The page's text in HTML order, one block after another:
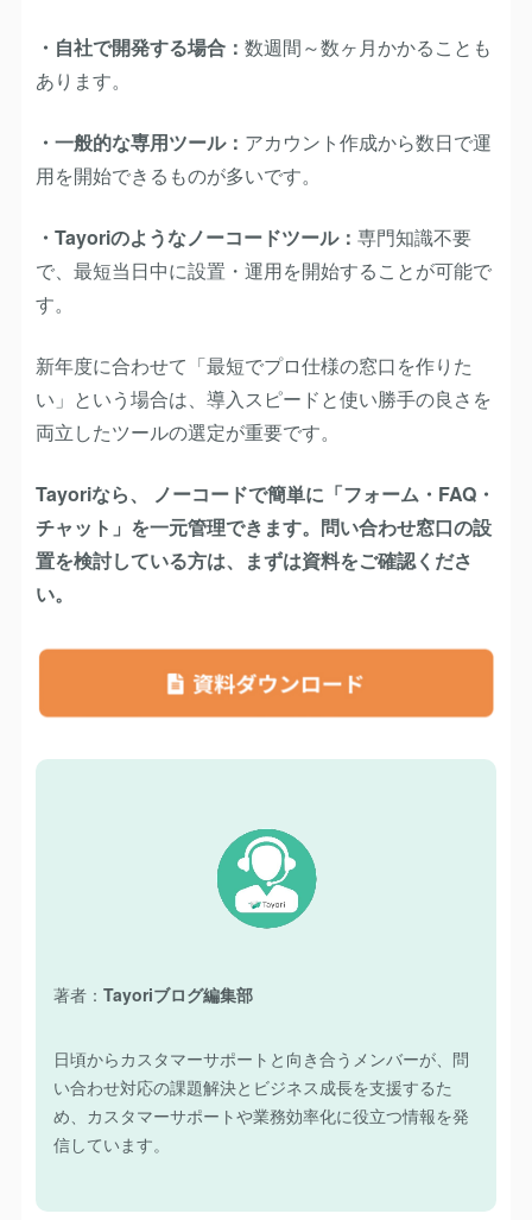
・自社で開発する場合： 数週間～数ヶ月かかることも
あります。
・一般的な専用ツール： アカウント作成から数日で運
用を開始できるものが多いです。
・Tayoriのようなノーコードツール： 専門知識不要
で、最短当日中に設置・運用を開始することが可能で
す。
新年度に合わせて「最短でプロ仕様の窓口を作りた
い」という場合は、導入スピードと使い勝手の良さを
両立したツールの選定が重要です。
Tayoriなら、 ノーコードで簡単に「フォーム・FAQ・
チャット」を一元管理できます。問い合わせ窓口の設
置を検討している方は、まずは資料をご確認くださ
い。
著者： Tayoriブログ編集部
日頃からカスタマーサポートと向き合うメンバーが、問
い合わせ対応の課題解決とビジネス成長を支援するた
め、カスタマーサポートや業務効率化に役立つ情報を発
信しています。